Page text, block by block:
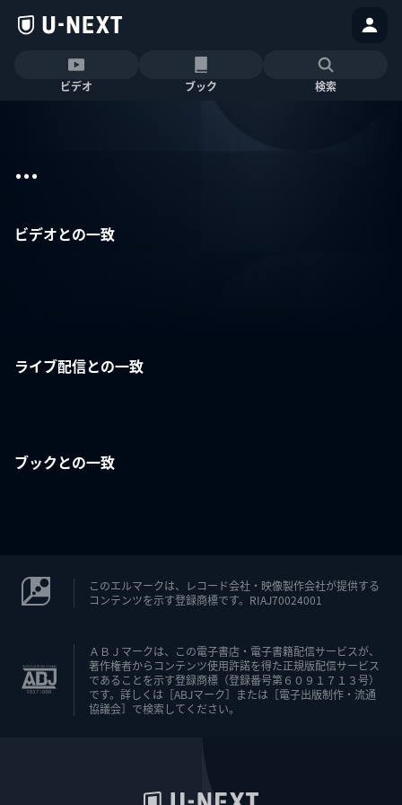
ビデオ ブック 検索
...
ビデオとの一致
ライブ配信との一致
ブックとの一致
このエルマークは、レコード会社・映像製作会社が提供する
コンテンツを示す登録商標です。RIAJ70024001
ＡＢＪマークは、この電子書店・電子書籍配信サービスが、
著作権者からコンテンツ使用許諾を得た正規版配信サービス
であることを示す登録商標（登録番号第６０９１７１３号）
です。詳しくは［ABJマーク］または［電子出版制作・流通
協議会］で検索してください。